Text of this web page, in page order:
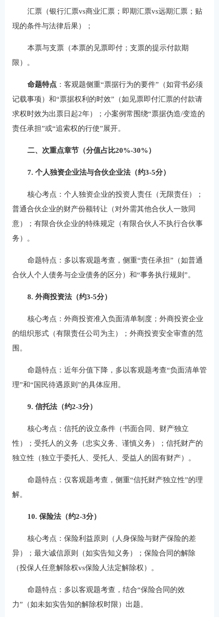
汇票（银行汇票vs商业汇票；即期汇票vs远期汇票；贴
现的条件与法律后果）；
本票与支票（本票的见票即付；支票的提示付款期
限）。
命题特点：客观题侧重“票据行为的要件”（如背书必须
记载事项）和“票据权利的时效”（如见票即付汇票的付款请
求权时效为出票日起2年）；小案例常围绕“票据伪造/变造的
责任承担”或“追索权的行使”展开。
二、次重点章节（分值占比20%-30%）
7. 个人独资企业法与合伙企业法（约3-5分）
核心考点：个人独资企业的投资人责任（无限责任）；
普通合伙企业的财产份额转让（对外需其他合伙人一致同
意）；有限合伙企业的特殊规定（有限合伙人不执行合伙事
务）。
命题特点：多以客观题考查，侧重“责任承担”（如普通
合伙人个人债务与企业债务的区分）和“事务执行规则”。
8. 外商投资法（约3-5分）
核心考点：外商投资准入负面清单制度；外商投资企业
的组织形式（有限责任公司为主）；外商投资安全审查的范
围。
命题特点：近年分值下降，多以客观题考查“负面清单管
理”和“国民待遇原则”的具体应用。
9. 信托法（约2-3分）
核心考点：信托的设立条件（书面合同、财产独立
性）；受托人的义务（忠实义务、谨慎义务）；信托财产的
独立性（独立于委托人、受托人、受益人的固有财产）。
命题特点：仅客观题考查，侧重“信托财产独立性”的理
解。
10. 保险法（约2-3分）
核心考点：保险利益原则（人身保险与财产保险的差
异）；最大诚信原则（如实告知义务）；保险合同的解除
（投保人任意解除权vs保险人法定解除权）。
命题特点：多以客观题考查，结合“保险合同的效
力”（如未如实告知的解除权时限）出题。